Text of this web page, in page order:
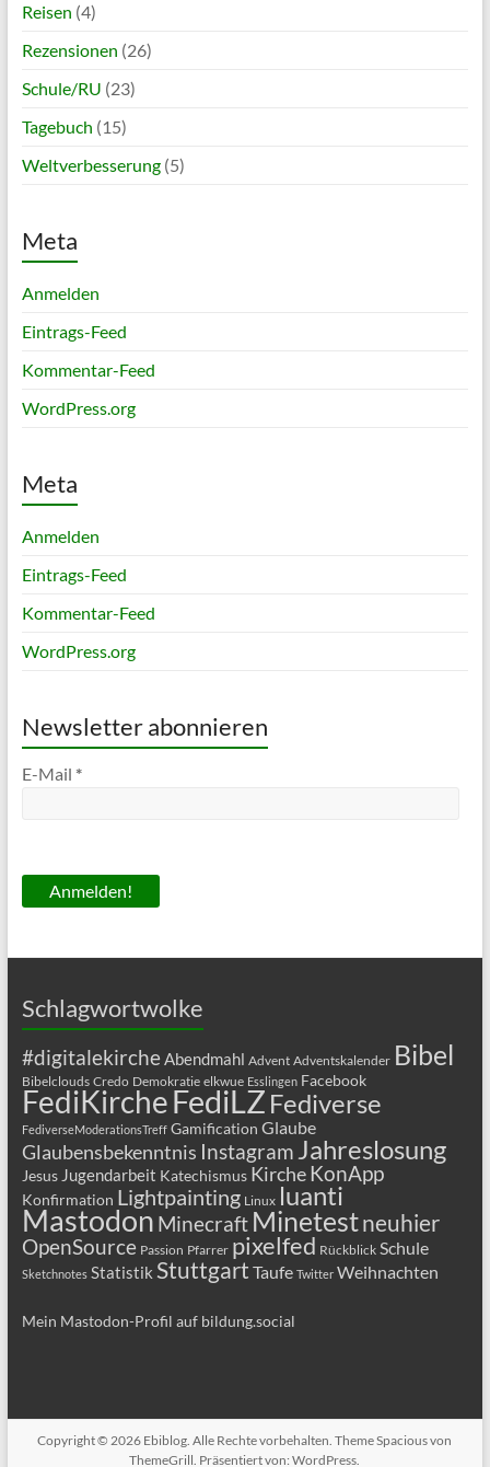
Reisen (4)
Rezensionen (26)
Schule/RU (23)
Tagebuch (15)
Weltverbesserung(5)
Meta
Anmelden
Eintrags-Feed
Kommentar-Feed
WordPress.org
Meta
Anmelden
Eintrags-Feed
Kommentar-Feed
WordPress.org
Newsletter abonnieren
E-Mail *
Schlagwortwolke
#digitalekircheAbendmahl Advent Adventskalender Bibel
Bibelclouds Credo Demokratie elkwue Esslingen Facebook
FediKircheFediLZ Fediverse
FediverseModerationsTreff Gamification Glaube
Glaubensbekenntnis Instagram Jahreslosung
Jesus Jugendarbeit Katechismus KircheKonApp
Konfirmation Lightpainting Linux luanti
Mastodon Minecraft Minetestneuhier
OpenSource Passion Pfarrer pixelfed Rückblick Schule
Sketchnotes Statistik Stuttgart Taufe Twitter Weihnachten
Mein Mastodon-Profil auf bildung.social
Copyright © 2026 Ebiblog. Alle Rechte vorbehalten. ThemeSpaciousvon
ThemeGrill. Präsentiert von:WordPress.